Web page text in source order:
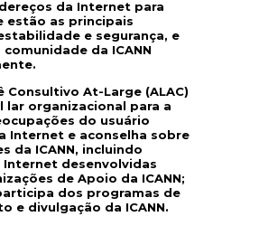
da Internet para
estão as principais
e segurança, e
da ICANN
Consultivo At-Large (ALAC)
lar organizacional para a
do usuário
Internet e aconselha sobre
da ICANN, incluindo
desenvolvidas
de Apoio da ICANN;
dos programas de
e divulgação da ICANN.